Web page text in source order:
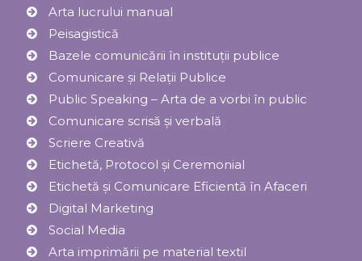
Arta lucrului manual
Peisagistică
Bazele comunicării în instituții publice
Comunicare și Relaţii Publice
Public Speaking – Arta de a vorbi în public
Comunicare scrisă și verbală
Scriere Creativă
Etichetă, Protocol şi Ceremonial
Etichetă și Comunicare Eficientă în Afaceri
Digital Marketing
Social Media
Arta imprimării pe material textil